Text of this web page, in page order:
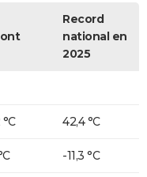
Record
national en
2025
42,4 °C
-11,3 °C